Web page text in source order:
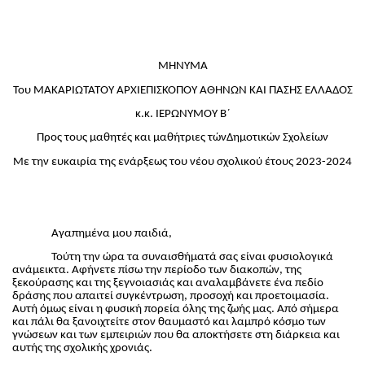
ΜΗΝΥΜΑ
Του ΜΑΚΑΡΙΩΤΑΤΟΥ ΑΡΧΙΕΠΙΣΚΟΠΟΥ ΑΘΗΝΩΝ ΚΑΙ ΠΑΣΗΣ ΕΛΛΑΔΟΣ
κ.κ. ΙΕΡΩΝΥΜΟΥ Β΄
Προς τους μαθητές και μαθήτριες τώνΔημοτικών Σχολείων
Με την ευκαιρία της ενάρξεως του νέου σχολικού έτους 2023-2024
Αγαπημένα μου παιδιά,
Τούτη την ώρα τα συναισθήματά σας είναι φυσιολογικά
ανάμεικτα. Αφήνετε πίσω την περίοδο των διακοπών, της
ξεκούρασης και της ξεγνοιασιάς και αναλαμβάνετε ένα πεδίο
δράσης που απαιτεί συγκέντρωση, προσοχή και προετοιμασία.
Αυτή όμως είναι η φυσική πορεία όλης της ζωής μας. Από σήμερα
και πάλι θα ξανοιχτείτε στον θαυμαστό και λαμπρό κόσμο των
γνώσεων και των εμπειριών που θα αποκτήσετε στη διάρκεια και
αυτής της σχολικής χρονιάς.